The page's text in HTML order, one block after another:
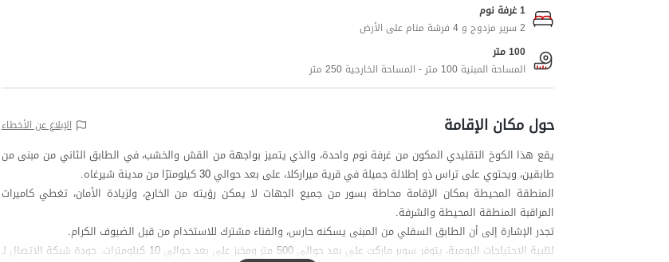
1 غرفة نوم
2 سرير مزدوج و 4 فرشة منام على الأرض
100 متر
المساحة المبنية 100 متر - المساحة الخارجية 250 متر
حول مكان الإقامة الإبلاغ عن الأخطاء
يقع هذا الكوخ التقليدي المكون من غرفة نوم واحدة، والذي يتميز بواجهة من القش والخشب، في الطابق الثاني من مبنى من
طابقين، ويحتوي على تراس ذو إطلالة جميلة في قرية ميراركلا، على بعد حوالي 30 كيلومترًا من مدينة شيرغاه.
المنطقة المحيطة بمكان الإقامة محاطة بسور من جميع الجهات لا يمكن رؤيته من الخارج، ولزيادة الأمان، تغطي كاميرات
المراقبة المنطقة المحيطة والشرفة.
تجدر الإشارة إلى أن الطابق السفلي من المبنى يسكنه حارس، والفناء مشترك للاستخدام من قبل الضيوف الكرام.
لتلبية الاحتياجات اليومية، يتوفر سوبر ماركت على بعد حوالي 500 متر ومخبز على بعد حوالي 10 كيلومترات. جودة شبكة الاتصال لـ